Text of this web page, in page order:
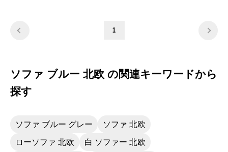
目はどちらかというとアジアン系インテリア
1
ソファ ブルー 北欧 の関連キーワードから
探す
ソファ ブルー グレー ソファ 北欧
ローソファ 北欧 白 ソファー 北欧